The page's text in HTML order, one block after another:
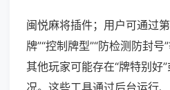
闽悦麻将插件；用户可通过
牌”“控制牌型”“防检测防封
其他玩家可能存在“牌特别好